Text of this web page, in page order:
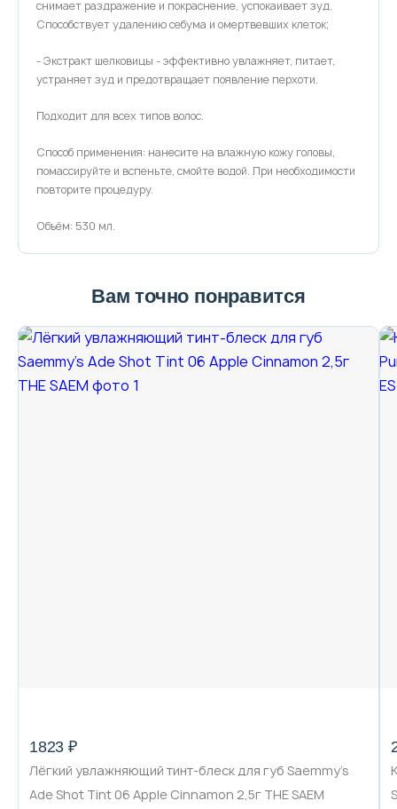
снимает раздражение и покраснение, успокаивает зуд.
Способствует удалению себума и омертвевших клеток;
- Экстракт шелковицы - эффективно увлажняет, питает,
устраняет зуд и предотвращает появление перхоти.
Подходит для всех типов волос.
Способ применения: нанесите на влажную кожу головы,
помассируйте и вспеньте, смойте водой. При необходимости
повторите процедуру.
Объём: 530 мл.
Вам точно понравится
1823 ₽
Лёгкий увлажняющий тинт-блеск для губ Saemmy's
Ade Shot Tint 06 Apple Cinnamon 2,5г THE SAEM